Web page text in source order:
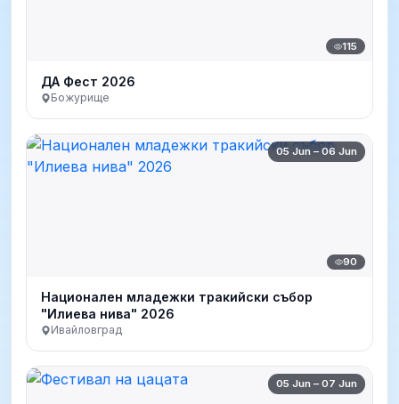
115
ДА Фест 2026
Божурище
05 Jun – 06 Jun
90
Национален младежки тракийски събор
"Илиева нива" 2026
Ивайловград
05 Jun – 07 Jun